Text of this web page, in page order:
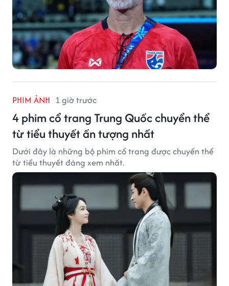
PHIM ẢNH 1 giờ trước
4 phim cổ trang Trung Quốc chuyển thể
từ tiểu thuyết ấn tượng nhất
Dưới đây là những bộ phim cổ trang được chuyển thể
từ tiểu thuyết đáng xem nhất.